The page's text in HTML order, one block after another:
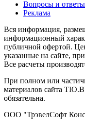
Вопросы и ответы
Реклама
Вся информация,
информационный
публичной офертой.
указанные на сайте,
Все расчеты
При полном или
материалов сайта
обязательна.
ООО "ТрэвелСофт